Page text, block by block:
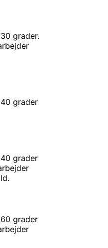
grader.
grader
grader
grader